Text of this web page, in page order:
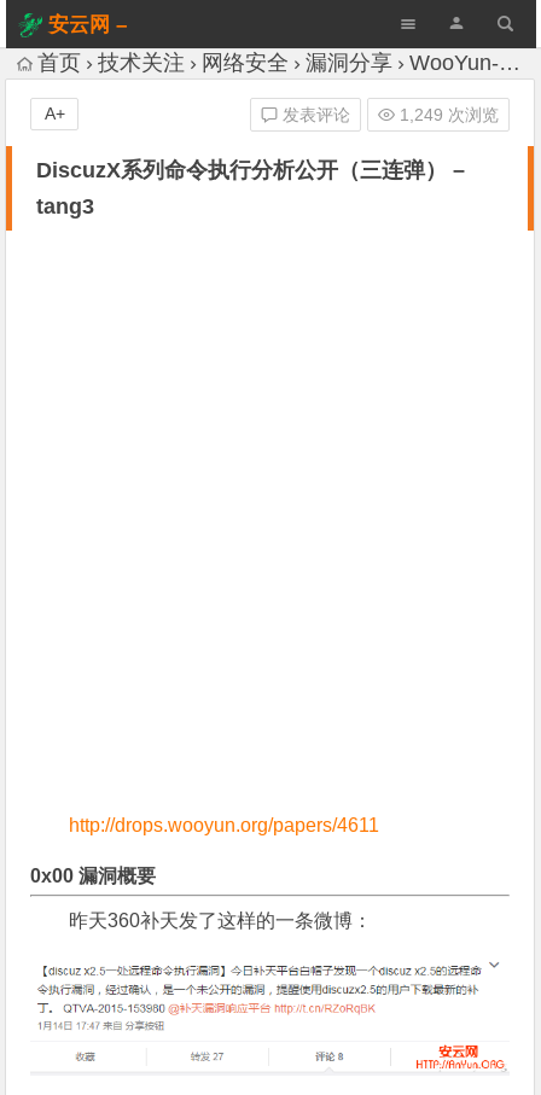
安云网 –
AnYun.ORG
首页 技术关注 网络安全 漏洞分享 WooYun-Drops
DiscuzX系列命令执行分析公开（三连弹） –
tang3
发表评论 1,249 次浏览
A+
http://drops.wooyun.org/papers/4611
0x00 漏洞概要
昨天360补天发了这样的一条微博：